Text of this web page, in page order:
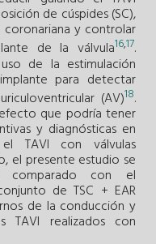
de cúspides (SC),
y controlar
de la válvula16,17.
de la estimulación
para detectar
(AV)18.
que podría tener
y diagnósticas en
TAVI con válvulas
el presente estudio se
comparado con el
de TSC + EAR
de la conducción y
TAVI realizados con